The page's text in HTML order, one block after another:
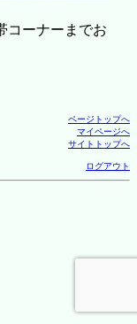
コーナーまでお
ページトップへ
マイページへ
サイトトップへ
ログアウト